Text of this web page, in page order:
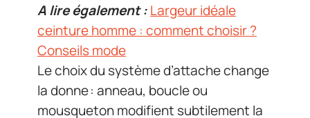
A lire également :Largeur idéale
ceinture homme : comment choisir ?
Conseils mode
Le choix du système d’attache change
la donne : anneau, boucle ou
mousqueton modifient subtilement la